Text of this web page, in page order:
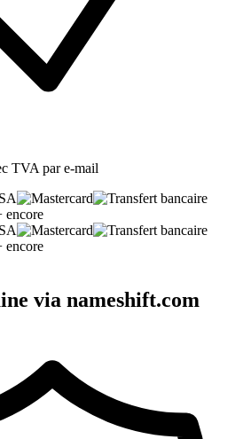
TVA par e-mail
encore
encore
via nameshift.com